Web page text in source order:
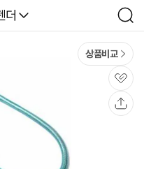
더
검
색
상품비교
관
심